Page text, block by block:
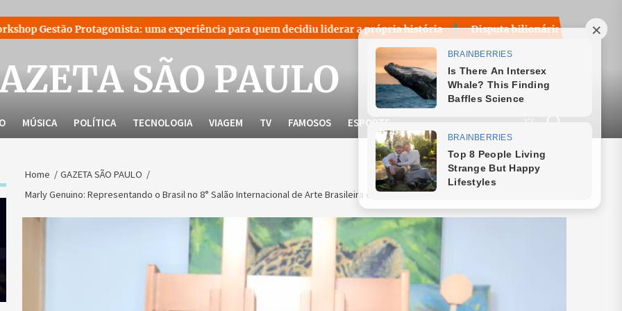
uma experiência para quem decidiu liderar a própria história Disputa bilionária sobre royalties do petróleo
SÃO PAULO
MÚSICA POLÍTICA TECNOLOGIA VIAGEM TV FAMOSOS ESPORTE
Home
GAZETA SÃO PAULO
Marly Genuino: Representando o Brasil no 8° Salão Internacional de Arte Brasileira em Liechtenstein com a Obra ‘Rio 360º'”